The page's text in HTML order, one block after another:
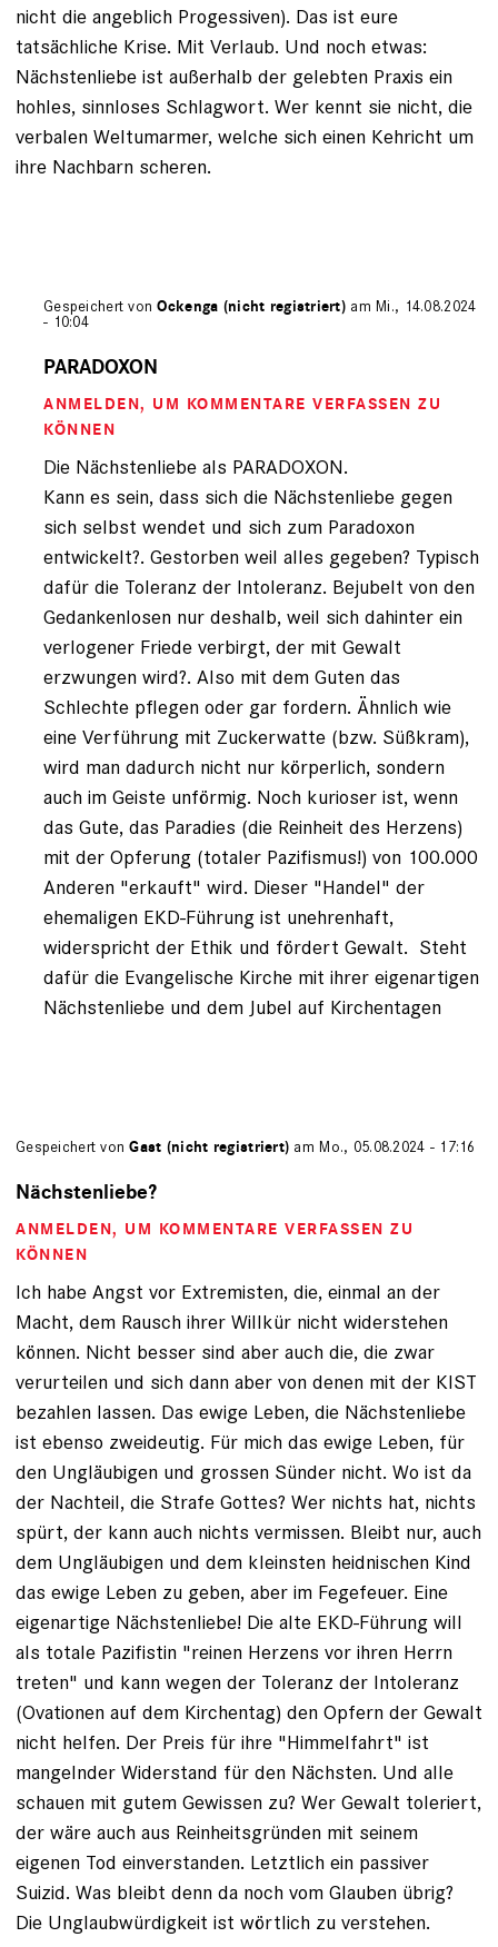
nicht die angeblich Progessiven). Das ist eure
tatsächliche Krise. Mit Verlaub. Und noch etwas:
Nächstenliebe ist außerhalb der gelebten Praxis ein
hohles, sinnloses Schlagwort. Wer kennt sie nicht, die
verbalen Weltumarmer, welche sich einen Kehricht um
ihre Nachbarn scheren.
Gespeichert vonOckenga (nicht registriert) am Mi., 14.08.2024
- 10:04
auf
Dirk
Kleinjakob
registriert)
PARADOXON
ANMELDEN, UM KOMMENTARE VERFASSEN ZU
KÖNNEN
Die Nächstenliebe als PARADOXON.
Kann es sein, dass sich die Nächstenliebe gegen
sich selbst wendet und sich zum Paradoxon
entwickelt?. Gestorben weil alles gegeben? Typisch
dafür die Toleranz der Intoleranz. Bejubelt von den
Gedankenlosen nur deshalb, weil sich dahinter ein
verlogener Friede verbirgt, der mit Gewalt
erzwungen wird?. Also mit dem Guten das
Schlechte pflegen oder gar fordern. Ähnlich wie
eine Verführung mit Zuckerwatte (bzw. Süßkram),
wird man dadurch nicht nur körperlich, sondern
auch im Geiste unförmig. Noch kurioser ist, wenn
das Gute, das Paradies (die Reinheit des Herzens)
mit der Opferung (totaler Pazifismus!) von 100.000
Anderen "erkauft" wird. Dieser "Handel" der
ehemaligen EKD-Führung ist unehrenhaft,
widerspricht der Ethik und fördert Gewalt. Steht
dafür die Evangelische Kirche mit ihrer eigenartigen
Nächstenliebe und dem Jubel auf Kirchentagen
Gespeichert vonGast (nicht registriert) am Mo., 05.08.2024 - 17:16
Nächstenliebe?
ANMELDEN, UM KOMMENTARE VERFASSEN ZU
KÖNNEN
Ich habe Angst vor Extremisten, die, einmal an der
Macht, dem Rausch ihrer Willkür nicht widerstehen
können. Nicht besser sind aber auch die, die zwar
verurteilen und sich dann aber von denen mit der KIST
bezahlen lassen. Das ewige Leben, die Nächstenliebe
ist ebenso zweideutig. Für mich das ewige Leben, für
den Ungläubigen und grossen Sünder nicht. Wo ist da
der Nachteil, die Strafe Gottes? Wer nichts hat, nichts
spürt, der kann auch nichts vermissen. Bleibt nur, auch
dem Ungläubigen und dem kleinsten heidnischen Kind
das ewige Leben zu geben, aber im Fegefeuer. Eine
eigenartige Nächstenliebe! Die alte EKD-Führung will
als totale Pazifistin "reinen Herzens vor ihren Herrn
treten" und kann wegen der Toleranz der Intoleranz
(Ovationen auf dem Kirchentag) den Opfern der Gewalt
nicht helfen. Der Preis für ihre "Himmelfahrt" ist
mangelnder Widerstand für den Nächsten. Und alle
schauen mit gutem Gewissen zu? Wer Gewalt toleriert,
der wäre auch aus Reinheitsgründen mit seinem
eigenen Tod einverstanden. Letztlich ein passiver
Suizid. Was bleibt denn da noch vom Glauben übrig?
Die Unglaubwürdigkeit ist wörtlich zu verstehen.